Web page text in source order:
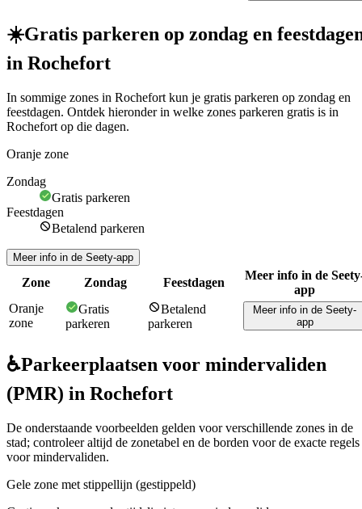
☀️Gratis parkeren op zondag en
in Rochefort
In sommige zones in Rochefort kun je gratis parkeren op zondag en
feestdagen. Ontdek hieronder in welke zones parkeren gratis is in
Rochefort op die dagen.
Oranje zone
Zondag
Gratis parkeren
Feestdagen
Betalend parkeren
Meer info in de Seety-app
Zone Zondag Feestdagen
Meer info in de
app
Oranje
zone
Gratis
parkeren
Betalend
parkeren
Meer info in de Seety-
app
♿Parkeerplaatsen voor mindervaliden
(PMR) in Rochefort
De onderstaande voorbeelden gelden voor verschillende zones in de
stad; controleer altijd de zonetabel en de borden voor de exacte regels
voor mindervaliden.
Gele zone met stippellijn (gestippeld)